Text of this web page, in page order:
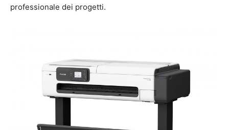
professionale dei progetti.